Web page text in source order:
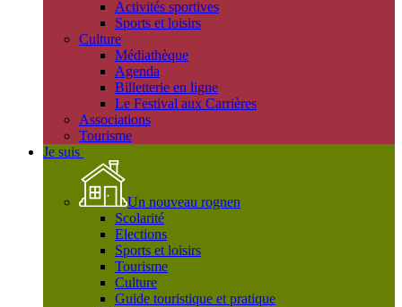
Activités sportives
Sports et loisirs
Culture
Médiathèque
Agenda
Billetterie en ligne
Le Festival aux Carrières
Associations
Tourisme
Je suis
Un nouveau rognen
Scolarité
Elections
Sports et loisirs
Tourisme
Culture
Guide touristique et pratique